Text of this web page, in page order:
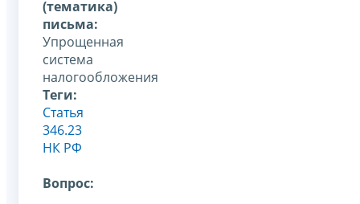
(тематика)
письма:
Упрощенная
система
налогообложения
Теги:
Статья
346.23
НК РФ
Вопрос: